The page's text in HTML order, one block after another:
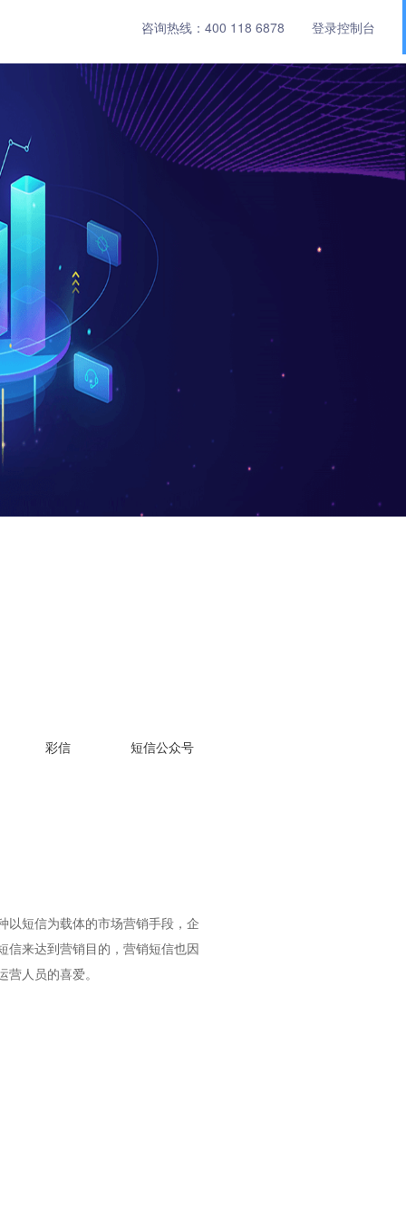
咨询热线： 400 118 6878 登录控制台
彩信 短信公众号
以短信为载体的市场营销手段，企
信来达到营销目的，营销短信也因
人员的喜爱。